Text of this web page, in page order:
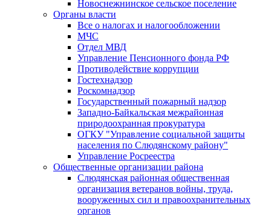
Новоснежнинское сельское поселение
Органы власти
Все о налогах и налогообложении
МЧС
Отдел МВД
Управление Пенсионного фонда РФ
Противодействие коррупции
Гостехнадзор
Роскомнадзор
Государственный пожарный надзор
Западно-Байкальская межрайонная
природоохранная прокуратура
ОГКУ "Управление социальной защиты
населения по Слюдянскому району"
Управление Росреестра
Общественные организации района
Слюдянская районная общественная
организация ветеранов войны, труда,
вооруженных сил и правоохранительных
органов